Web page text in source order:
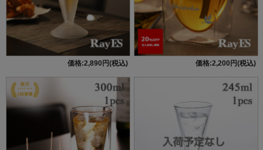
価格:2,890円(税込) 価格:2,200円(税込)